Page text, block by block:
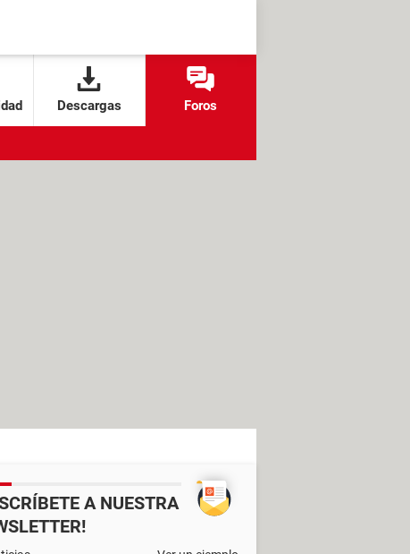
Descargas Foros
A NUESTRA